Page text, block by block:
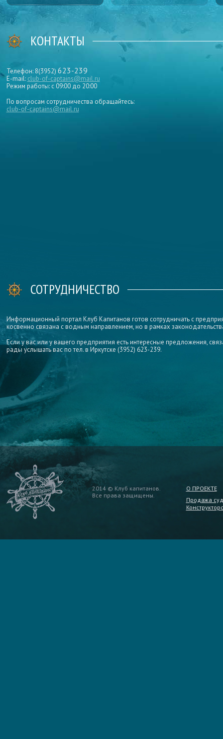
КОНТАКТЫ
Телефон: 8(3952) 623-239
E-mail: club-of-captains@mail.ru
Режим работы: с 09:00 до 20:00
По вопросам сотрудничества обращайтесь:
club-of-captains@mail.ru
СОТРУДНИЧЕСТВО
Информационный портал Клуб Капитанов готов сотрудничать с
косвенно связана с водным направлением, но в рамках
Если у вас или у вашего предприятия есть интересные предложения,
рады услышать вас по тел. в Иркутске (3952) 623-239.
2014 © Клуб капитанов.
Все права защищены.
О ПРОЕКТЕ
Продажа